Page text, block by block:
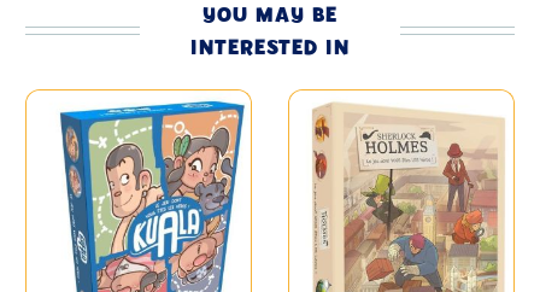
YOU MAY BE
INTERESTED IN